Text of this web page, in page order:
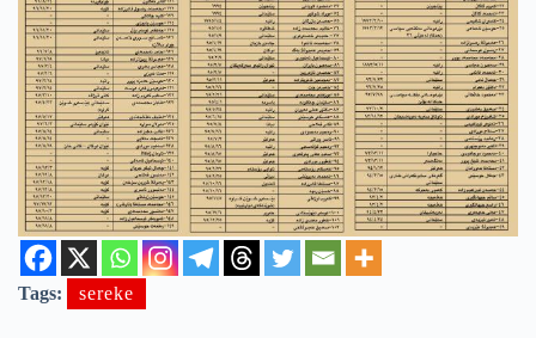
Tags: sereke